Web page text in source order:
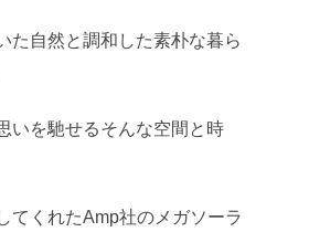
た自然と調和した素朴な暮ら
いを馳せるそんな空間と時
てくれたAmp社のメガソーラ